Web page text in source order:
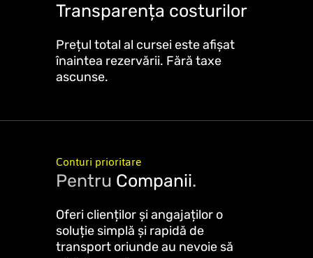
Transparența costurilor
Prețul total al cursei este afișat
înaintea rezervării. Fără taxe
ascunse.
Conturi prioritare
Pentru Companii.
Oferi clienților și angajaților o
soluție simplă și rapidă de
transport oriunde au nevoie să